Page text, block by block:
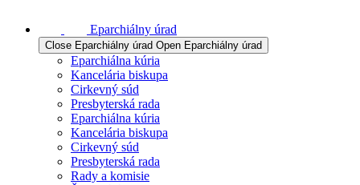
Eparchiálny úrad
Close Eparchiálny úrad Open Eparchiálny úrad
Eparchiálna kúria
Kancelária biskupa
Cirkevný súd
Presbyterská rada
Eparchiálna kúria
Kancelária biskupa
Cirkevný súd
Presbyterská rada
Rady a komisie